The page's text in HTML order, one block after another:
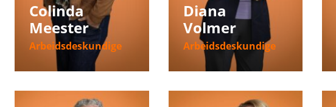
Colinda
Meester
Arbeidsdeskundige
Meer informatie
Diana
Volmer
Arbeidsdeskundige
Meer informatie